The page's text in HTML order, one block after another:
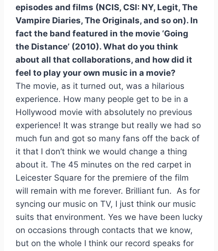
episodes and films (NCIS, CSI: NY, Legit, The
Vampire Diaries, The Originals, and so on). In
fact the band featured in the movie ‘Going
the Distance’ (2010). What do you think
about all that collaborations, and how did it
feel to play your own music in a movie?
The movie, as it turned out, was a hilarious
experience. How many people get to be in a
Hollywood movie with absolutely no previous
experience! It was strange but really we had so
much fun and got so many fans off the back of
it that I don’t think we would change a thing
about it. The 45 minutes on the red carpet in
Leicester Square for the premiere of the film
will remain with me forever. Brilliant fun. As for
syncing our music on TV, I just think our music
suits that environment. Yes we have been lucky
on occasions through contacts that we know,
but on the whole I think our record speaks for